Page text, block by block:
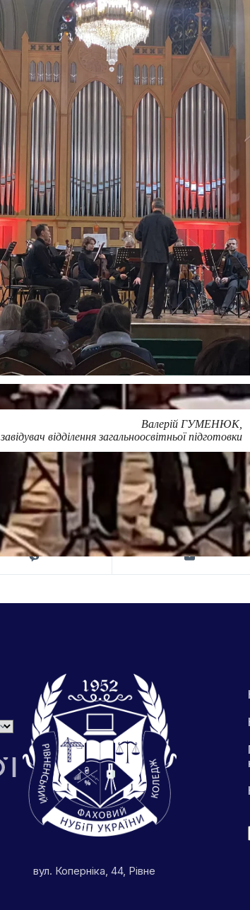
Валерій ГУМЕНЮК,
завідувач відділення загальноосвітньої підготовки
вул. Коперніка, 44, Рівне